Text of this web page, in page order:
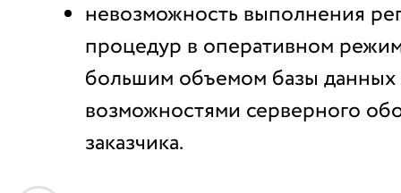
невозможность выполнения
процедур в оперативном
большим объемом базы данных
возможностями серверного
заказчика.